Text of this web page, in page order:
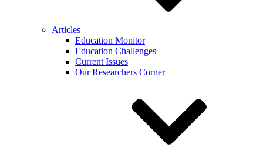
Articles
Education Monitor
Education Challenges
Current Issues
Our Researchers Corner